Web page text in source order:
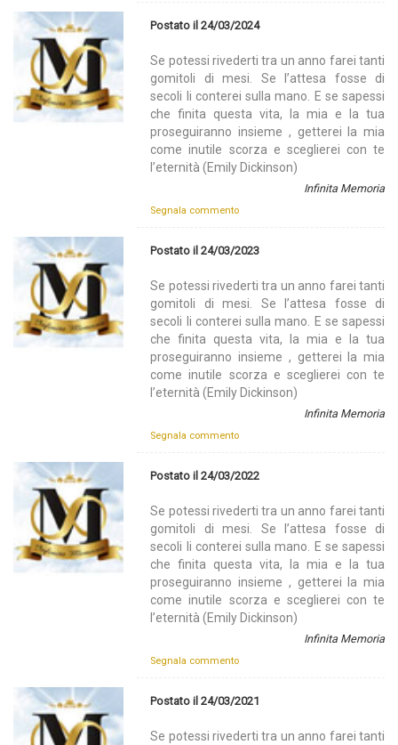
Postato il 24/03/2024
Se potessi rivederti tra un anno farei tanti
gomitoli di mesi. Se l’attesa fosse di
secoli li conterei sulla mano. E se sapessi
che finita questa vita, la mia e la tua
proseguiranno insieme , getterei la mia
come inutile scorza e sceglierei con te
l’eternità (Emily Dickinson)
Infinita Memoria
Segnala commento
Postato il 24/03/2023
Se potessi rivederti tra un anno farei tanti
gomitoli di mesi. Se l’attesa fosse di
secoli li conterei sulla mano. E se sapessi
che finita questa vita, la mia e la tua
proseguiranno insieme , getterei la mia
come inutile scorza e sceglierei con te
l’eternità (Emily Dickinson)
Infinita Memoria
Segnala commento
Postato il 24/03/2022
Se potessi rivederti tra un anno farei tanti
gomitoli di mesi. Se l’attesa fosse di
secoli li conterei sulla mano. E se sapessi
che finita questa vita, la mia e la tua
proseguiranno insieme , getterei la mia
come inutile scorza e sceglierei con te
l’eternità (Emily Dickinson)
Infinita Memoria
Segnala commento
Postato il 24/03/2021
Se potessi rivederti tra un anno farei tanti